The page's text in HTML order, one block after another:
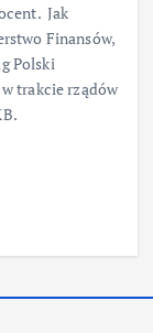
Jak
Finansów,
Polski
trakcie rządów